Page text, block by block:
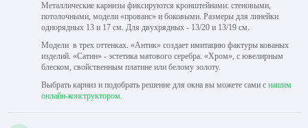
Металлические карнизы фиксируются кронштейнами: стеновыми,
потолочными, модели «прованс» и боковыми. Размеры для линейки
однорядных 13 и 17 см. Для двухрядных - 13/20 и 13/19 см.
Модели в трех оттенках. «Антик» создает имитацию фактуры кованых
изделий. «Сатин» - эстетика матового серебра. «Хром», с ювелирным
блеском, свойственным платине или белому золоту.
Выбрать карниз и подобрать решение для окна вы можете сами с нашим
онлайн-конструктором.